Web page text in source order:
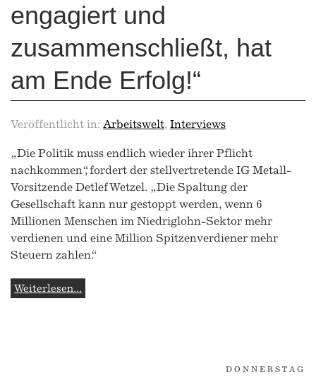
engagiert und
zusammenschließt, hat
am Ende Erfolg!“
Veröffentlicht in: Arbeitswelt, Interviews
„Die Politik muss endlich wieder ihrer Pflicht
nachkommen“, fordert der stellvertretende IG Metall-
Vorsitzende Detlef Wetzel. „Die Spaltung der
Gesellschaft kann nur gestoppt werden, wenn 6
Millionen Menschen im Niedriglohn-Sektor mehr
verdienen und eine Million Spitzenverdiener mehr
Steuern zahlen.“
Weiterlesen...
DONNERSTAG